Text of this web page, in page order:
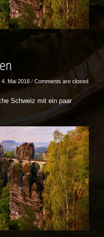
4. Mai 2016 / Comments are closed
Schweiz mit ein paar